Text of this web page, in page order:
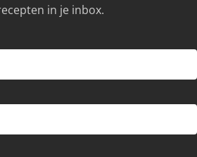
in je inbox.